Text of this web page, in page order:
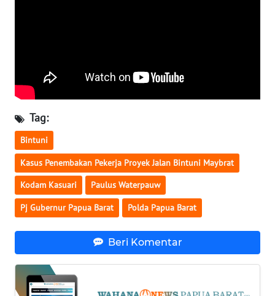
Tag:
Bintuni
Kasus Penembakan Pekerja Proyek Jalan Bintuni Maybrat
Kodam Kasuari Paulus Waterpauw
Pj Gubernur Papua Barat Polda Papua Barat
Beri Komentar
WN
WN
SUMSEL
WN
BENGKULU
WN
WN
JATENG